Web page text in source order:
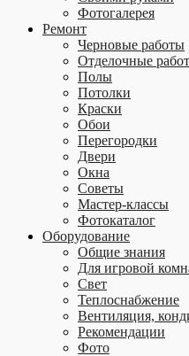
Фотогалерея
Ремонт
Черновые работы
Отделочные
Полы
Потолки
Краски
Обои
Перегородки
Двери
Окна
Советы
Мастер-классы
Фотокаталог
Оборудование
Общие знания
Для игровой
Свет
Теплоснабжение
Вентиляция,
Рекомендации
Фото